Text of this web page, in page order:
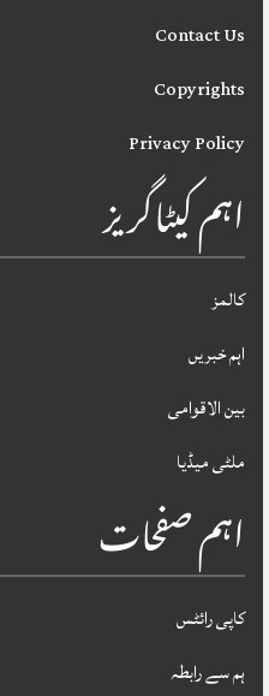
Contact Us
Copyrights
Privacy Policy
اہم کیٹاگریز
کالمز
اہم خبریں
بین الاقوامی
ملٹی میڈیا
اہم صفحات
کاپی رائٹس
ہم سے رابطہ